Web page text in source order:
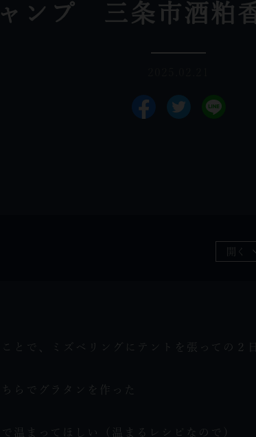
ンプ 三条市酒粕
開く
とで、ミズベリングにテントを張っての２
らでグラタンを作った
温まってほしい（温まるレシピなので）